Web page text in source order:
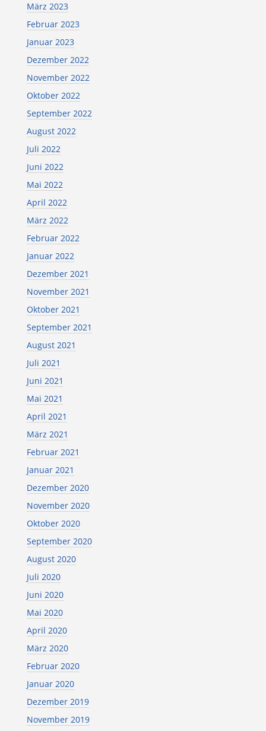
März 2023
Februar 2023
Januar 2023
Dezember 2022
November 2022
Oktober 2022
September 2022
August 2022
Juli 2022
Juni 2022
Mai 2022
April 2022
März 2022
Februar 2022
Januar 2022
Dezember 2021
November 2021
Oktober 2021
September 2021
August 2021
Juli 2021
Juni 2021
Mai 2021
April 2021
März 2021
Februar 2021
Januar 2021
Dezember 2020
November 2020
Oktober 2020
September 2020
August 2020
Juli 2020
Juni 2020
Mai 2020
April 2020
März 2020
Februar 2020
Januar 2020
Dezember 2019
November 2019